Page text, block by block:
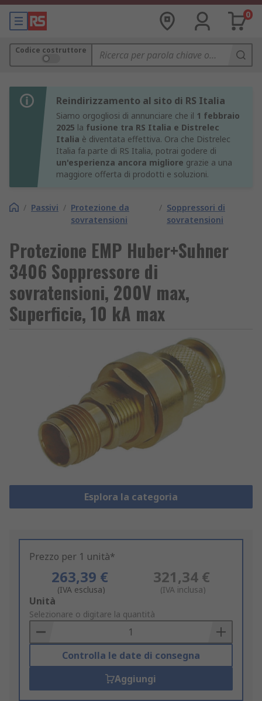
0
Codice costruttore
Reindirizzamento al sito di RS Italia
Siamo orgogliosi di annunciare che il 1 febbraio
2025 la fusione tra RS Italia e Distrelec
Italia è diventata effettiva. Ora che Distrelec
Italia fa parte di RS Italia, potrai godere di
un'esperienza ancora migliore grazie a una
maggiore offerta di prodotti e soluzioni.
/ Passivi / Protezione da
sovratensioni
/ Soppressori di
sovratensioni
Protezione EMP Huber+Suhner
3406 Soppressore di
sovratensioni, 200V max,
Superficie, 10 kA max
Esplora la categoria
Prezzo per 1 unità*
263,39 €
(IVA esclusa)
321,34 €
(IVA inclusa)
Add
to
Basket
Unità
Selezionare o digitare la quantità
Controlla le date di consegna
Aggiungi